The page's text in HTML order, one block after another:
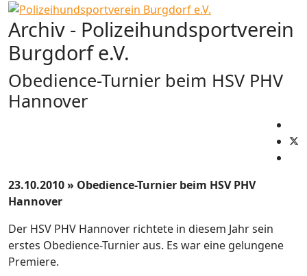
Archiv - Polizeihundsportverein
Burgdorf e.V.
Obedience-Turnier beim HSV PHV
Hannover
23.10.2010 » Obedience-Turnier beim HSV PHV
Hannover
Der HSV PHV Hannover richtete in diesem Jahr sein
erstes Obedience-Turnier aus. Es war eine gelungene
Premiere.